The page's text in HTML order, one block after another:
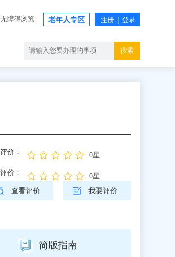
无障碍浏览 老年人专区
搜索
价： 0星
价： 0星
查看评价 我要评价
简版指南